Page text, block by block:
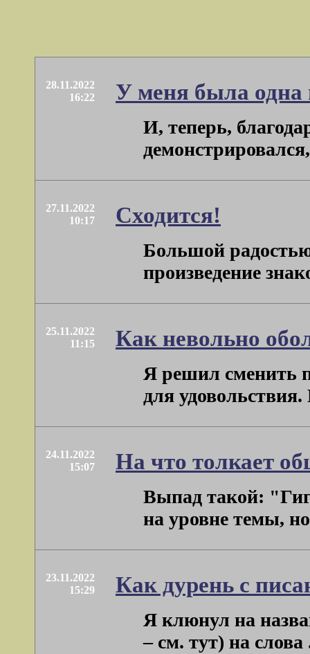
28.11.2022
16:22
У меня была одна
И, теперь,
27.11.2022
10:17
Сходится!
Большой
произведение
25.11.2022
11:15
Как невольно
Я решил сменить
для
24.11.2022
15:07
На что толкает
Выпад такой:
на уровне темы,
23.11.2022
15:29
Как дурень с
Я клюнул на
– см. тут) на слова